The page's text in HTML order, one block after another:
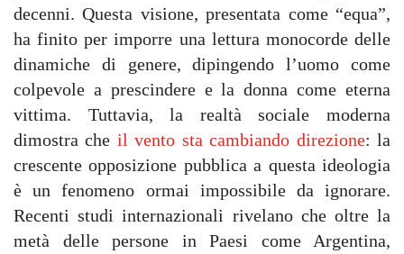
decenni. Questa visione, presentata come “equa”,
ha finito per imporre una lettura monocorde delle
dinamiche di genere, dipingendo l’uomo come
colpevole a prescindere e la donna come eterna
vittima. Tuttavia, la realtà sociale moderna
dimostra che il vento sta cambiando direzione: la
crescente opposizione pubblica a questa ideologia
è un fenomeno ormai impossibile da ignorare.
Recenti studi internazionali rivelano che oltre la
metà delle persone in Paesi come Argentina,